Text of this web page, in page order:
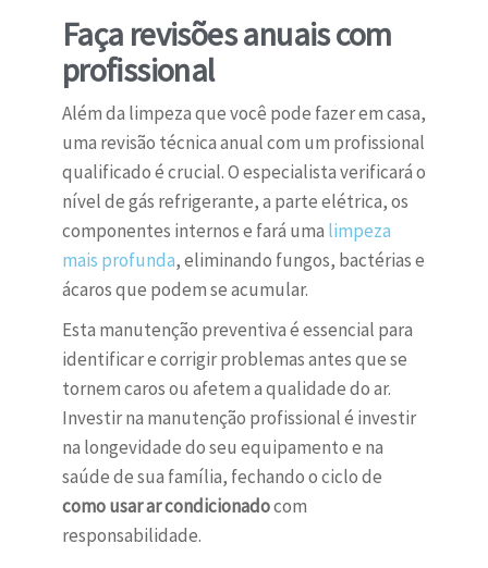
Faça revisões anuais com
profissional
Além da limpeza que você pode fazer em casa,
uma revisão técnica anual com um profissional
qualificado é crucial. O especialista verificará o
nível de gás refrigerante, a parte elétrica, os
componentes internos e fará uma limpeza
mais profunda, eliminando fungos, bactérias e
ácaros que podem se acumular.
Esta manutenção preventiva é essencial para
identificar e corrigir problemas antes que se
tornem caros ou afetem a qualidade do ar.
Investir na manutenção profissional é investir
na longevidade do seu equipamento e na
saúde de sua família, fechando o ciclo de
como usar ar condicionadocom
responsabilidade.